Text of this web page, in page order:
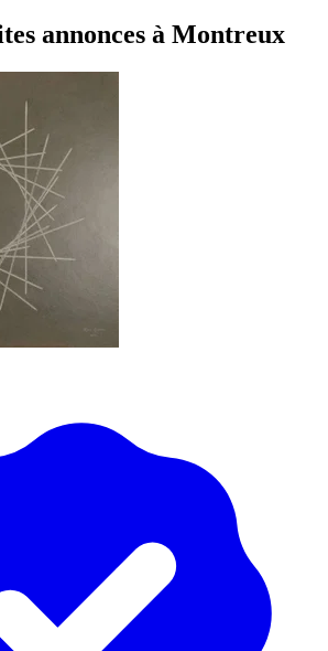
annonces à Montreux